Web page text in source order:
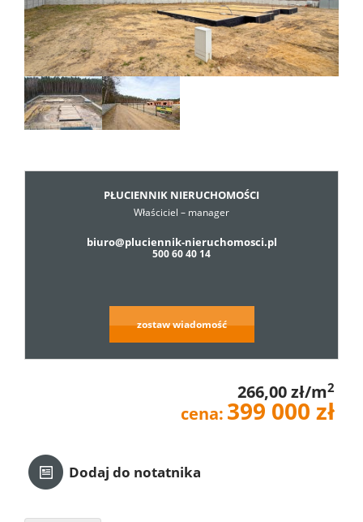
Lokale
PŁUCIENNIK NIERUCHOMOŚCI
Właściciel – manager
biuro@pluciennik-nieruchomosci.pl
500 60 40 14
zostaw wiadomość
266,00 zł/m2
cena: 399 000 zł
Dodaj do notatnika